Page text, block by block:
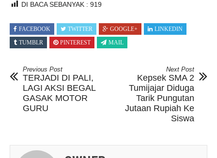
DI BACA SEBANYAK : 919
FACEBOOK TWITTER GOOGLE+
LINKEDIN
TUMBLR
PINTEREST MAIL
Previous Post
TERJADI DI PALI,
LAGI AKSI BEGAL
GASAK MOTOR
GURU
Next Post
Kepsek SMA 2
Tumijajar Diduga
Tarik Pungutan
Jutaan Rupiah Ke
Siswa